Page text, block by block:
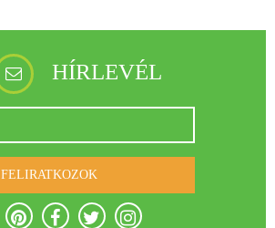
HÍRLEVÉL
FELIRATKOZOK